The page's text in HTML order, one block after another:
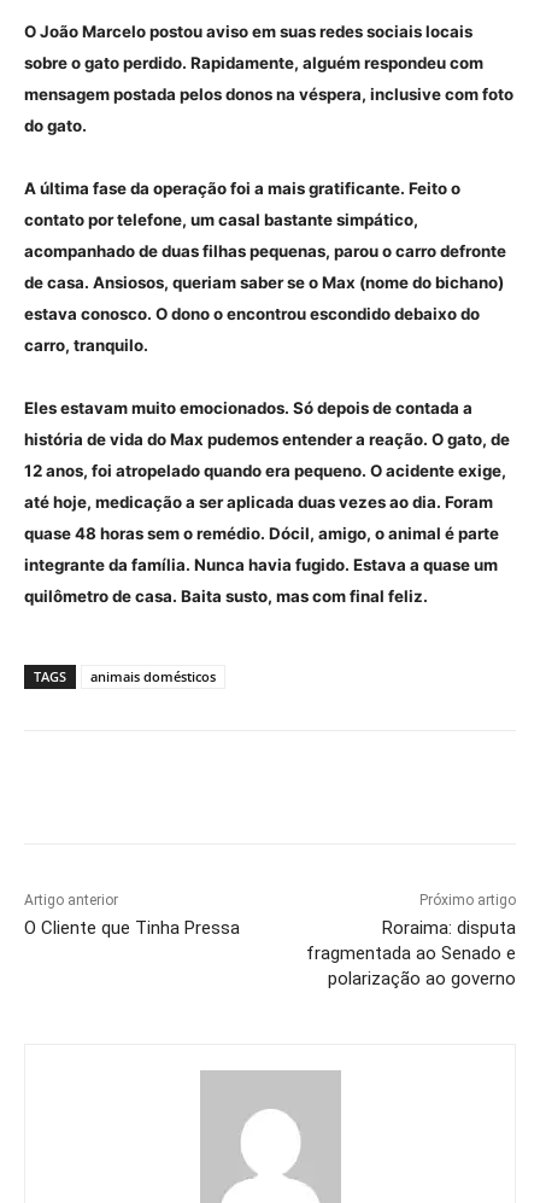
O João Marcelo postou aviso em suas redes sociais locais
sobre o gato perdido. Rapidamente, alguém respondeu com
mensagem postada pelos donos na véspera, inclusive com foto
do gato.
A última fase da operação foi a mais gratificante. Feito o
contato por telefone, um casal bastante simpático,
acompanhado de duas filhas pequenas, parou o carro defronte
de casa. Ansiosos, queriam saber se o Max (nome do bichano)
estava conosco. O dono o encontrou escondido debaixo do
carro, tranquilo.
Eles estavam muito emocionados. Só depois de contada a
história de vida do Max pudemos entender a reação. O gato, de
12 anos, foi atropelado quando era pequeno. O acidente exige,
até hoje, medicação a ser aplicada duas vezes ao dia. Foram
quase 48 horas sem o remédio. Dócil, amigo, o animal é parte
integrante da família. Nunca havia fugido. Estava a quase um
quilômetro de casa. Baita susto, mas com final feliz.
TAGS animais domésticos
Artigo anterior
O Cliente que Tinha Pressa
Próximo artigo
Roraima: disputa
fragmentada ao Senado e
polarização ao governo